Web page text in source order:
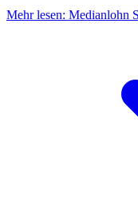
Mehr lesen: Medianlohn